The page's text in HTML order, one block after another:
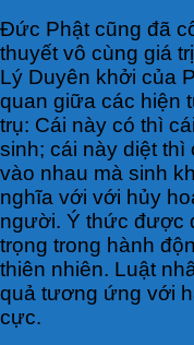
Đức Phật cũng đã
thuyết vô cùng giá
Lý Duyên khởi của
quan giữa các hiện
trụ: Cái này có thì
sinh; cái này diệt thì
vào nhau mà sinh
nghĩa với với hủy
người. Ý thức được
trọng trong hành
thiên nhiên. Luật
quả tương ứng với
cực.